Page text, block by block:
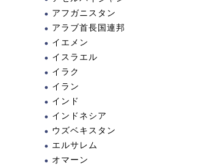
アフガニスタン
アラブ首長国連邦
イエメン
イスラエル
イラク
イラン
インド
インドネシア
ウズベキスタン
エルサレム
オマーン